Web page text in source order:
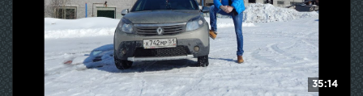
35:14